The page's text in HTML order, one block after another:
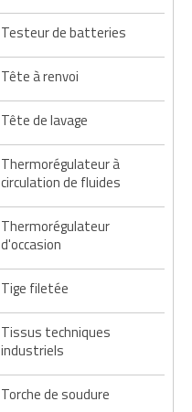
Testeur de batteries
Tête à renvoi
Tête de lavage
Thermorégulateur à
circulation de fluides
Thermorégulateur
d'occasion
Tige filetée
Tissus techniques
industriels
Torche de soudure